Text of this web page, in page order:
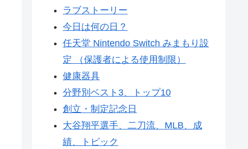
ラブストーリー
今日は何の日？
任天堂 Nintendo Switch みまもり設
定 （保護者による使用制限）
健康器具
分野別ベスト3、トップ10
創立・制定記念日
大谷翔平選手、二刀流、MLB、成
績、トピック